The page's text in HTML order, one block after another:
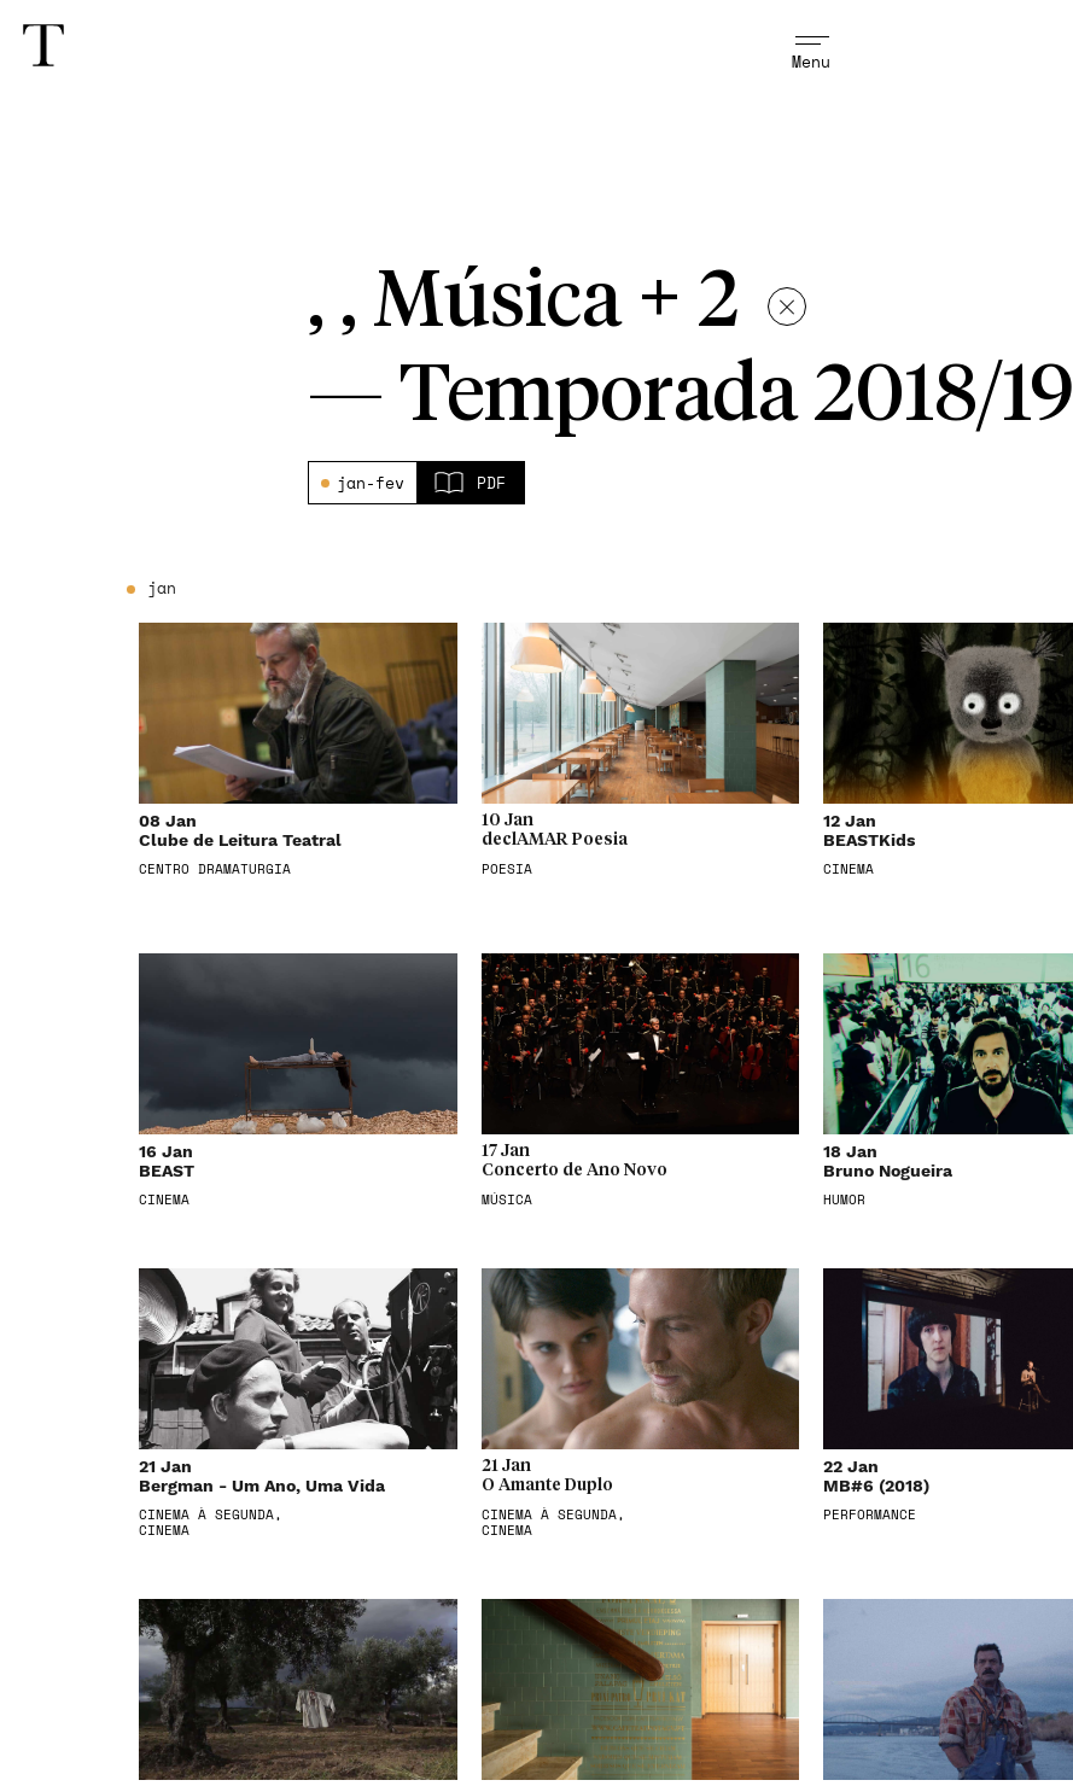
Menu
, , Música + 2
— Temporada 2018/19
jan-fev PDF
jan
08 Jan
Clube de Leitura Teatral
CENTRO DRAMATURGIA
10 Jan
declAMAR Poesia
POESIA
12 Jan
BEASTKids
CINEMA
16 Jan
BEAST
CINEMA
17 Jan
Concerto de Ano Novo
MÚSICA
18 Jan
Bruno Nogueira
HUMOR
21 Jan
Bergman - Um Ano, Uma Vida
CINEMA À SEGUNDA,
CINEMA
21 Jan
O Amante Duplo
CINEMA À SEGUNDA,
CINEMA
22 Jan
MB#6 (2018)
PERFORMANCE